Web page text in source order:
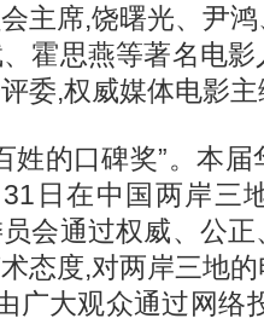
主席,饶曙光、尹
霍思燕等著名电
委,权威媒体电影
的口碑奖”。本届
日在中国两岸三
会通过权威、公
态度,对两岸三地
广大观众通过网络